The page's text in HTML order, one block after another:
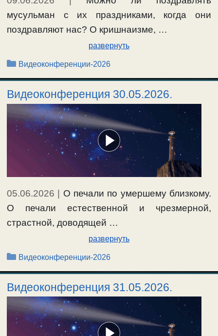
мусульман с их праздниками, когда они
поздравляют нас? О кришнаизме, …
развернуть
Рубрики
Видеоконференции-2026
Видеоконференция 30.05.2026.
05.06.2026 | О печали по умершему близкому.
О печали естественной и чрезмерной,
страстной, доводящей …
развернуть
Рубрики
Видеоконференции-2026
Видеоконференция 31.05.2026.